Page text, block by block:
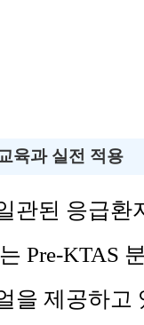
육과 실전 적용
관된 응급환
Pre-KTAS
을 제공하고